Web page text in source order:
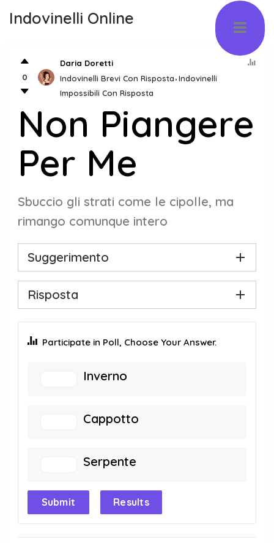
Indovinelli Online
0
Daria Doretti
Indovinelli Brevi Con Risposta Indovinelli
Impossibili Con Risposta
Non Piangere
Per Me
Sbuccio gli strati come le cipolle, ma
rimango comunque intero
Suggerimento
Risposta
Participate in Poll, Choose Your Answer.
Inverno
Cappotto
Serpente
Submit Results